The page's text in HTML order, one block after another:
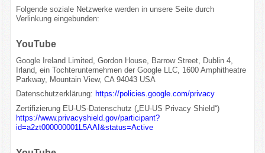
Folgende soziale Netzwerke werden in unsere Seite durch
Verlinkung eingebunden:
YouTube
Google Ireland Limited, Gordon House, Barrow Street, Dublin 4,
Irland, ein Tochterunternehmen der Google LLC, 1600 Amphitheatre
Parkway, Mountain View, CA 94043 USA
Datenschutzerklärung: https://policies.google.com/privacy
Zertifizierung EU-US-Datenschutz („EU-US Privacy Shield“)
https://www.privacyshield.gov/participant?
id=a2zt000000001L5AAI&status=Active